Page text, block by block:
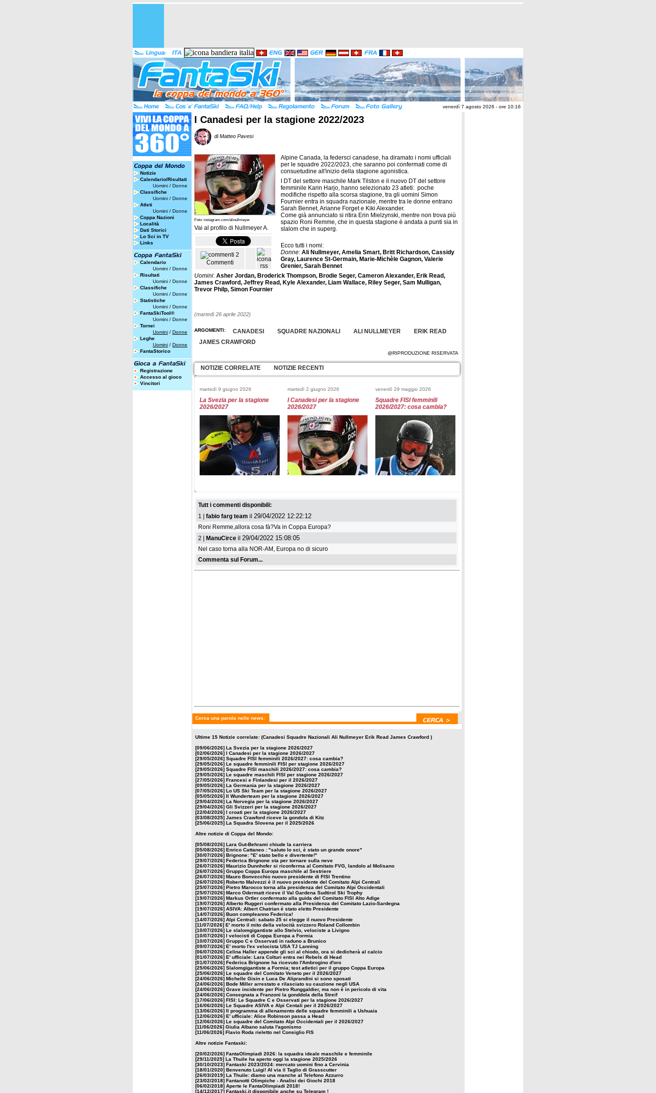
venerdì 7 agosto 2026 - ore 10:16
Notizie
Calendario/Risultati
Uomini / Donne
Classifiche
Uomini / Donne
Atleti
Uomini / Donne
Coppa Nazioni
Località
Dati Storici
Lo Sci in TV
Links
Calendario
Uomini / Donne
Risultati
Uomini / Donne
Classifiche
Uomini / Donne
Statistiche
Uomini / Donne
FantaSkiTool®
Uomini / Donne
Tornei
Uomini / Donne
Leghe
Uomini / Donne
FantaStorico
Registrazione
Accesso al gioco
Vincitori
I Canadesi per la stagione 2022/2023
di Matteo Pavesi
Foto: instagram.com/alinullmeyer
Vai al profilo di Nullmeyer A.
2
Commenti
Alpine Canada, la federsci canadese, ha diramato i nomi ufficiali
per le squadre 2022/2023, che saranno poi confermati come di
consuetudine all'inizio della stagione agonistica.
I DT del settore maschile Mark Tilston e il nuovo DT del settore
femminile Karin Harjo, hanno selezionato 23 atleti: poche
modifiche rispetto alla scorsa stagione, tra gli uomini Simon
Fournier entra in squadra nazionale, mentre tra le donne entrano
Sarah Bennet, Arianne Forget e Kiki Alexander.
Come già annunciato si ritira Erin Mielzynski, mentre non trova più
spazio Roni Remme, che in questa stagione è andata a punti sia in
slalom che in superg.
Ecco tutti i nomi:
Donne: Ali Nullmeyer, Amelia Smart, Britt Richardson, Cassidy
Gray, Laurence St-Germain, Marie-Michèle Gagnon, Valerie
Grenier, Sarah Bennet
Uomini: Asher Jordan, Broderick Thompson, Brodie Seger, Cameron Alexander, Erik Read,
James Crawford, Jeffrey Read, Kyle Alexander, Liam Wallace, Riley Seger, Sam Mulligan,
Trevor Philp, Simon Fournier
(martedì 26 aprile 2022)
ARGOMENTI: CANADESI SQUADRE NAZIONALI ALI NULLMEYER
ERIK READ
JAMES CRAWFORD
@RIPRODUZIONE RISERVATA
NOTIZIE CORRELATE NOTIZIE RECENTI
martedì 9 giugno 2026
La Svezia per la stagione
2026/2027
martedì 2 giugno 2026
I Canadesi per la stagione
2026/2027
venerdì 29 maggio 2026
Squadre FISI femminili
2026/2027: cosa cambia?
per stagione 2026/2027
Tutt i commenti disponibili:
1 | fabio farg team il 29/04/2022 12:22:12
Roni Remme,allora cosa fà?Va in Coppa Europa?
2 |
ManuCirce il 29/04/2022 15:08:05
Nel caso torna alla NOR-AM, Europa no di sicuro
Commenta sul Forum...
Cerca una parola nelle news:
Ultime 15 Notizie correlate: (Canadesi Squadre Nazionali Ali Nullmeyer Erik Read James Crawford )
[09/06/2026] La Svezia per la stagione 2026/2027
[02/06/2026] I Canadesi per la stagione 2026/2027
[29/05/2026] Squadre FISI femminili 2026/2027: cosa cambia?
[29/05/2026] Le squadre femminili FISI per stagione 2026/2027
[29/05/2026] Squadre FISI maschili 2026/2027: cosa cambia?
[29/05/2026] Le squadre maschili FISI per stagione 2026/2027
[27/05/2026] Francesi e Finlandesi per il 2026/2027
[09/05/2026] La Germania per la stagione 2026/2027
[07/05/2026] Lo US Ski Team per la stagione 2026/2027
[05/05/2026] Il Wunderteam per la stagione 2026/2027
[29/04/2026] La Norvegia per la stagione 2026/2027
[29/04/2026] Gli Svizzeri per la stagione 2026/2027
[22/04/2026] I croati per la stagione 2026/2027
[03/08/2025] James Crawford riceve la gondola di Kitz
[25/06/2025] La Squadra Slovena per il 2025/2026
Altre notizie di Coppa del Mondo:
[05/08/2026] Lara Gut-Behrami chiude la carriera
[05/08/2026] Enrico Cattaneo : "saluto lo sci, è stato un grande onore"
[30/07/2026] Brignone: "E' stato bello e divertente!"
[29/07/2026] Federica Brignone sta per tornare sulla neve
[26/07/2026] Maurizio Dunnhofer si riconferma al Comitato FVG, Iandolo al Molisano
[26/07/2026] Gruppo Coppa Europa maschile al Sestriere
[26/07/2026] Mauro Bonvecchio nuovo presidente di FISI Trentino
[26/07/2026] Roberto Malvezzi è il nuovo presidente del Comitato Alpi Centrali
[25/07/2026] Pietro Marocco torna alla presidenza del Comitato Alpi Occidentali
[25/07/2026] Marco Odermatt riceve il Val Gardena Sudtirol Ski Trophy
[19/07/2026] Markus Ortler confermato alla guida del Comitato FISI Alto Adige
[19/07/2026] Alberto Ruggeri confermato alla Presidenza del Comitato Lazio-Sardegna
[19/07/2026] ASIVA: Albert Chatrian è stato eletto Presidente
[14/07/2026] Buon compleanno Federica!
[14/07/2026] Alpi Centrali: sabato 25 si elegge il nuovo Presidente
[11/07/2026] E' morto il mito della velocità svizzero Roland Collombin
[10/07/2026] Le slalomgigantiste allo Stelvio, velociste a Livigno
[10/07/2026] I velocisti di Coppa Europa a Formia
[10/07/2026] Gruppo C e Osservati in raduno a Brunico
[09/07/2026] E' morto l'ex velocista USA TJ Lanning
[06/07/2026] Celina Haller appende gli sci al chiodo, ora si dedicherà al calcio
[01/07/2026] E' ufficiale: Lara Colturi entra nei Rebels di Head
[01/07/2026] Federica Brignone ha ricevuto l'Ambrogino d'oro
[25/06/2026] Slalomgigantiste a Formia; test atletici per il gruppo Coppa Europa
[25/06/2026] Le squadre del Comitato Veneto per il 2026/2027
[24/06/2026] Michelle Gisin e Luca De Aliprandini si sono sposati
[24/06/2026] Bode Miller arrestato e rilasciato su cauzione negli USA
[24/06/2026] Grave incidente per Pietro Runggaldier, ma non è in pericolo di vita
[24/06/2026] Consegnata a Franzoni la gonddola della Streif
[17/06/2026] FISI: Le Squadre C e Osservati per la stagione 2026/2027
[16/06/2026] Le Squadre ASIVA e Alpi Centali per il 2026/2027
[13/06/2026] Il programma di allenamento delle squadre femminili a Ushuaia
[12/06/2026] E' ufficiale: Alice Robinson passa a Head
[12/06/2026] Le squadre del Comitato Alpi Occidentali per il 2026/2027
[11/06/2026] Giulia Albano saluta l'agonismo
[11/06/2026] Flavio Roda rieletto nel Consiglio FIS
Altre notizie Fantaski:
[20/02/2026] FantaOlimpiadi 2026: la squadra ideale maschile e femminile
[29/11/2025] La Thuile ha aperto oggi la stagione 2025/2026
[30/10/2023] Fantaski 2023/2024: mercato uomini fino a Cervinia
[18/01/2020] Benvenuto Luigi! Al via il Taglio di Grasscutter
[26/03/2019] La Thuile: diamo una manche al Telefono Azzurro
[23/02/2018] Fantanotti Olimpiche - Analisi dei Giochi 2018
[06/02/2018] Aperte le FantaOlimpiadi 2018!
[14/12/2017] Fantaski.it disponibile anche su Telegram !